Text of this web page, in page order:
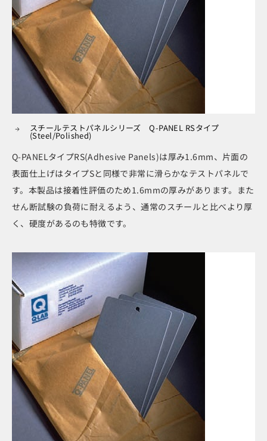
スチールテストパネルシリーズ Q-PANEL RSタイプ
(Steel/Polished)
Q-PANELタイプRS(Adhesive Panels)は厚み1.6mm、片面の
表面仕上げはタイプSと同様で非常に滑らかなテストパネルで
す。本製品は接着性評価のため1.6mmの厚みがあります。また
せん断試験の負荷に耐えるよう、通常のスチールと比べより厚
く、硬度があるのも特徴です。